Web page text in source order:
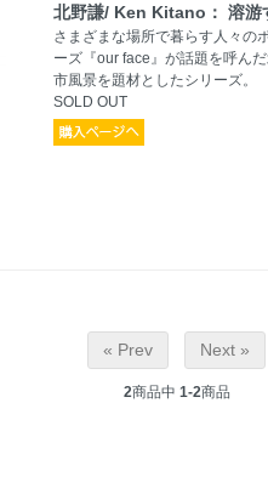
北野謙/ Ken Kitano： 溶游
さまざまな場所で暮らす人々の
ーズ『our face』が話題を呼ん
市風景を題材としたシリーズ。
SOLD OUT
« Prev Next »
2商品中 1-2商品